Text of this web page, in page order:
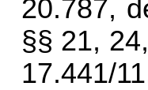
20.787,
§§ 21,
17.441/